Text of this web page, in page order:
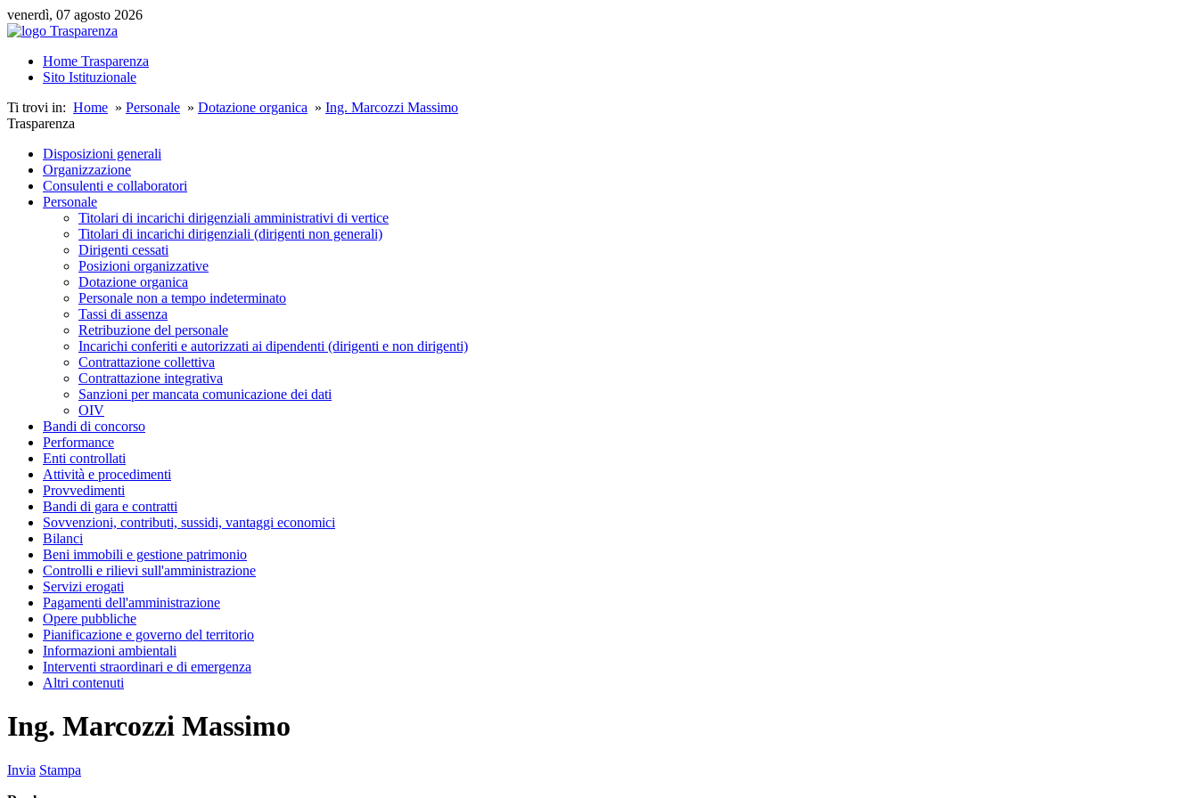
venerdì, 07 agosto 2026
Home Trasparenza
Sito Istituzionale
Ti trovi in: Home » Personale » Dotazione organica » Ing. Marcozzi Massimo
Trasparenza
Disposizioni generali
Organizzazione
Consulenti e collaboratori
Personale
Titolari di incarichi dirigenziali amministrativi di vertice
Titolari di incarichi dirigenziali (dirigenti non generali)
Dirigenti cessati
Posizioni organizzative
Dotazione organica
Personale non a tempo indeterminato
Tassi di assenza
Retribuzione del personale
Incarichi conferiti e autorizzati ai dipendenti (dirigenti e non dirigenti)
Contrattazione collettiva
Contrattazione integrativa
Sanzioni per mancata comunicazione dei dati
OIV
Bandi di concorso
Performance
Enti controllati
Attività e procedimenti
Provvedimenti
Bandi di gara e contratti
Sovvenzioni, contributi, sussidi, vantaggi economici
Bilanci
Beni immobili e gestione patrimonio
Controlli e rilievi sull'amministrazione
Servizi erogati
Pagamenti dell'amministrazione
Opere pubbliche
Pianificazione e governo del territorio
Informazioni ambientali
Interventi straordinari e di emergenza
Altri contenuti
Ing. Marcozzi Massimo
Invia Stampa